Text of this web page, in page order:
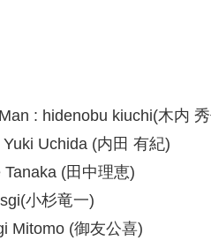
: hidenobu kiuchi(木内
Uchida (内田 有紀)
(田中理恵)
小杉竜一)
Mitomo (御友公喜)